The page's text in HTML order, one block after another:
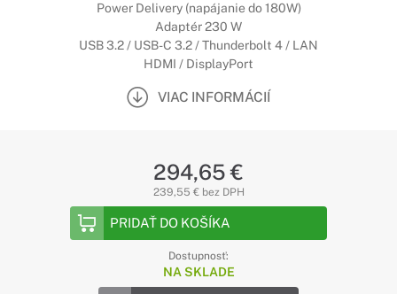
Power Delivery (napájanie do 180W)
Adaptér 230 W
USB 3.2 / USB-C 3.2 / Thunderbolt 4 / LAN
HDMI / DisplayPort
VIAC INFORMÁCIÍ
294,65 €
239,55 € bez DPH
PRIDAŤ DO KOŠÍKA
Dostupnosť:
NA SKLADE